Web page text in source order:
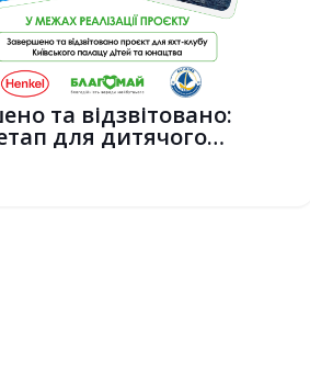
та відзвітовано:
для дитячого
спор...